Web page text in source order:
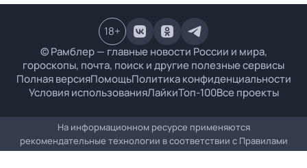
© Рамблер — главные новости России и мира,
гороскопы, почта, поиск и другие полезные сервисы
Полная версияПомощьПолитика конфиденциальности
Условия использованияЛайкиТоп-100Все проекты
18+
На информационном ресурсе применяются
рекомендательные технологии в соответствии с Правилами